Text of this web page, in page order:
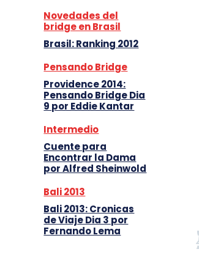
Novedades del
bridge en Brasil
Brasil: Ranking 2012
Pensando Bridge
Providence 2014:
Pensando Bridge Dia
9 por Eddie Kantar
Intermedio
Cuente para
Encontrar la Dama
por Alfred Sheinwold
Bali 2013
Bali 2013: Cronicas
de Viaje Dia 3 por
Fernando Lema